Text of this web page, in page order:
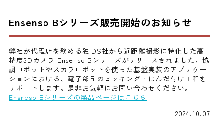
Ensenso Bシリーズ販売開始のお知らせ
弊社が代理店を務める独IDS社から近距離撮影に特化した高
精度3Dカメラ Ensenso Bシリーズがリリースされました。協
調ロボットやスカラロボットを使った基盤実装のアプリケー
ションにおける、電子部品のピッキング・はんだ付け工程を
サポートします。是非お気軽にお問い合わせください。
Ensneso Bシリーズの製品ページはこちら
2024.10.07